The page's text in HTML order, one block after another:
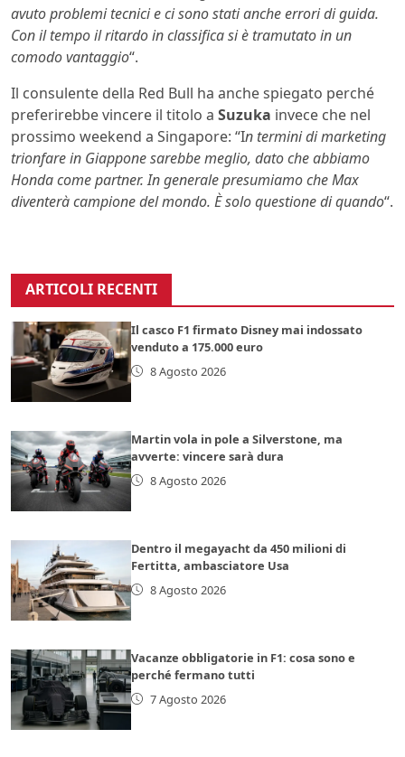
avuto problemi tecnici e ci sono stati anche errori di guida.
Con il tempo il ritardo in classifica si è tramutato in un
comodo vantaggio“.
Il consulente della Red Bull ha anche spiegato perché
preferirebbe vincere il titolo a Suzuka invece che nel
prossimo weekend a Singapore: “In termini di marketing
trionfare in Giappone sarebbe meglio, dato che abbiamo
Honda come partner. In generale presumiamo che Max
diventerà campione del mondo. È solo questione di quando“.
ARTICOLI RECENTI
Il casco F1 firmato Disney mai indossato
venduto a 175.000 euro
8 Agosto 2026
Martin vola in pole a Silverstone, ma
avverte: vincere sarà dura
8 Agosto 2026
Dentro il megayacht da 450 milioni di
Fertitta, ambasciatore Usa
8 Agosto 2026
Vacanze obbligatorie in F1: cosa sono e
perché fermano tutti
7 Agosto 2026